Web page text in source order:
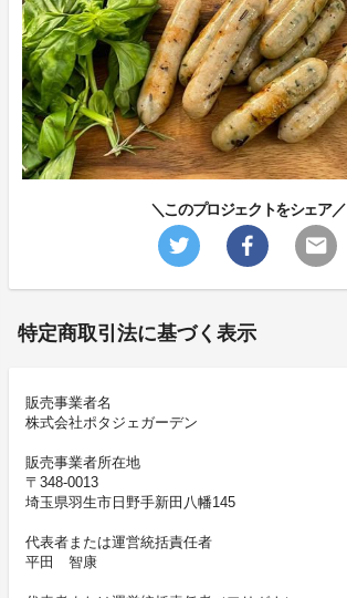
＼このプロジェクトをシェア／
特定商取引法に基づく表示
販売事業者名
株式会社ポタジェガーデン
販売事業者所在地
〒348-0013
埼玉県羽生市日野手新田八幡145
代表者または運営統括責任者
平田 智康